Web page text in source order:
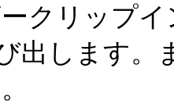
クリップ
出します。